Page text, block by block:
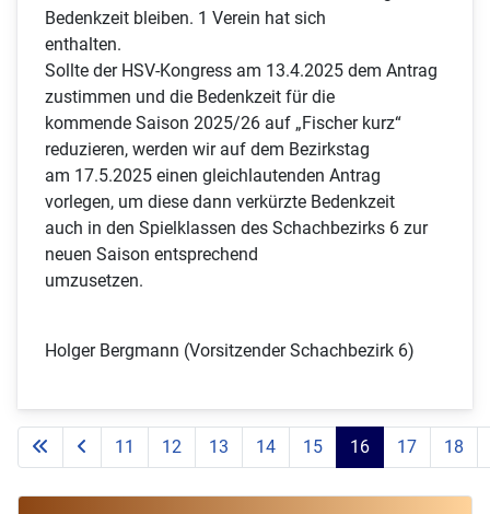
Bedenkzeit bleiben. 1 Verein hat sich
enthalten.
Sollte der HSV-Kongress am 13.4.2025 dem Antrag
zustimmen und die Bedenkzeit für die
kommende Saison 2025/26 auf „Fischer kurz“
reduzieren, werden wir auf dem Bezirkstag
am 17.5.2025 einen gleichlautenden Antrag
vorlegen, um diese dann verkürzte Bedenkzeit
auch in den Spielklassen des Schachbezirks 6 zur
neuen Saison entsprechend
umzusetzen.
Holger Bergmann (Vorsitzender Schachbezirk 6)
Seite 16 von 23
11 12 13 14 15 16 17 18